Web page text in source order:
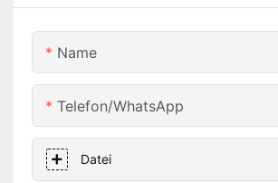
Name
Telefon/WhatsApp
Datei